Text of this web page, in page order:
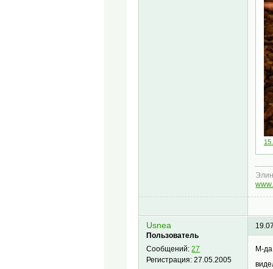
Usnea
Пользователь
Сообщений:27
Регистрация:27.05.2005
М-